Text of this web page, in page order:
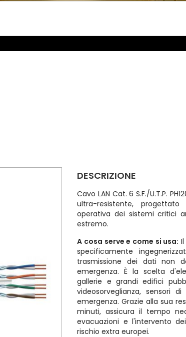
DESCRIZIONE
Cavo LAN Cat. 6 S.F./U.T.P.
ultra-resistente,
operativa dei sistemi critici
estremo.
A cosa serve e come si usa:
specificamente
trasmissione dei dati non
emergenza. È la scelta
gallerie e grandi edifici
videosorveglianza, sensori
emergenza. Grazie alla sua
minuti, assicura il tempo
evacuazioni e l'intervento
rischio extra europei.